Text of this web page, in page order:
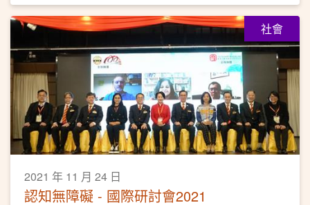
社會
2021 年 11 月 24 日
認知無障礙 - 國際研討會2021